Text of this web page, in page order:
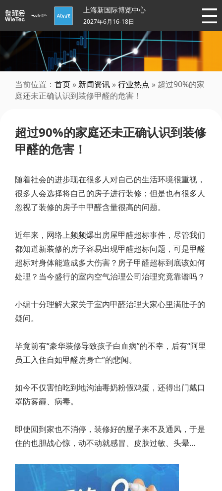
上海新国际博览中心
2027年6月16-18日
当前位置： 首页 » 新闻资讯 »行业热点 » 超过90%的家
庭还未正确认识到装修甲醛的危害！
超过90%的家庭还未正确认识到装修
甲醛的危害！
随着社会的进步现在很多人对自己的生活环境很重视，
很多人会选择将自己的房子进行装修；但是也有很多人
忽视了装修的房子中甲醛含量很高的问题。
近年来，网络上频频爆出房屋甲醛超标事件，尽管我们
都知道新装修的房子容易出现甲醛超标问题，可是甲醛
超标对身体能造成多大伤害？房子甲醛超标到底该如何
处理？当今盛行的室内空气治理公司治理究竟靠谱吗？
小编十分理解大家关于室内甲醛治理大家心里满肚子的
疑问。
毕竟前有“豪华装修导致孩子白血病”的不幸，后有“阿里
员工入住自如甲醛房身亡”的悲闻。
如今不仅害怕吃到地沟油毒奶粉假鸡蛋，还得出门戴口
罩防雾霾、病毒。
即使回到家也不消停，装修好的屋子来不及通风，于是
住的也胆战心惊，动不动就感冒、皮肤过敏、头晕...